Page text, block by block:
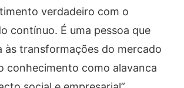
verdadeiro com o
contínuo. É uma pessoa que
às transformações do mercado
conhecimento como alavanca